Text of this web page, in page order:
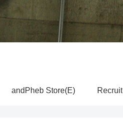
andPheb Store(E) Recruit